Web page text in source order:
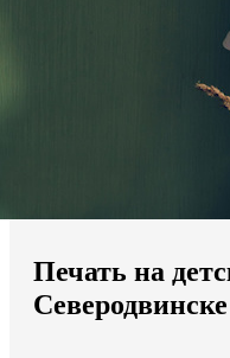
Мы доставляем по всему
Продолжить без города
Печать на
Северодвинске